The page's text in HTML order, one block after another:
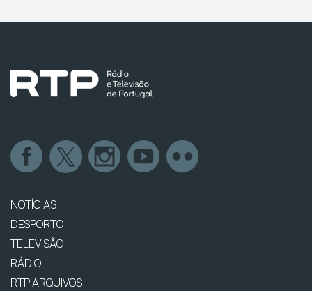
NOTÍCIAS
DESPORTO
TELEVISÃO
RÁDIO
RTP ARQUIVOS